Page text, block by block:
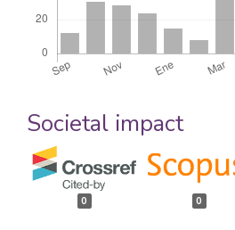
Societal impact
0 0